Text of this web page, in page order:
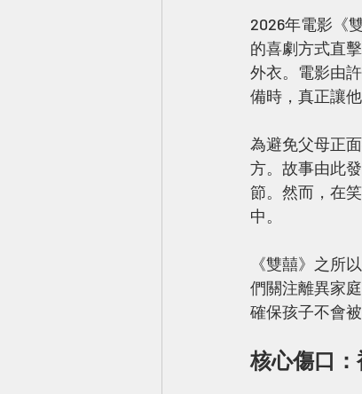
2026年電影《
的喜劇方式直
外衣。電影由
備時，真正讓
為避免父母正
方。故事由此
節。然而，在
中。
《雙囍》之所
們關注離異家
確保孩子不會
核心傷口